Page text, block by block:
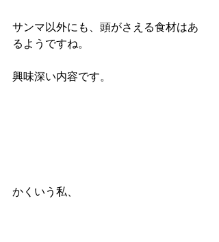
サンマ以外にも、頭がさえる食材はあ
るようですね。
興味深い内容です。
かくいう私、